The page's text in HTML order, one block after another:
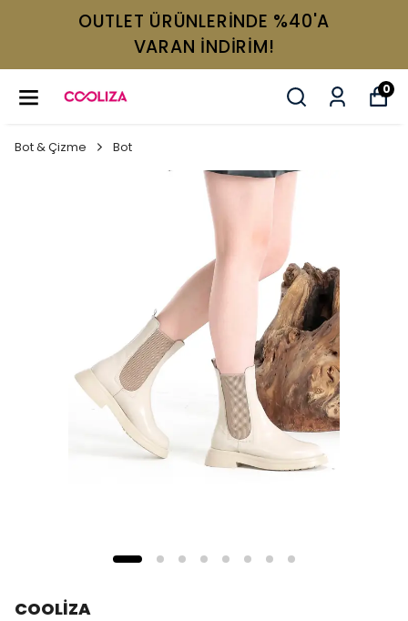
OUTLET ÜRÜNLERİNDE %40'A
VARAN İNDİRİM!
0
Bot & Çizme Bot
COOLİZA